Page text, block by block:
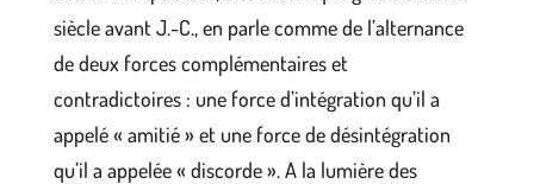
siècle avant J.-C., en parle comme de l’alternance
de deux forces complémentaires et
contradictoires : une force d’intégration qu’il a
appelé « amitié » et une force de désintégration
qu’il a appelée « discorde ». A la lumière des